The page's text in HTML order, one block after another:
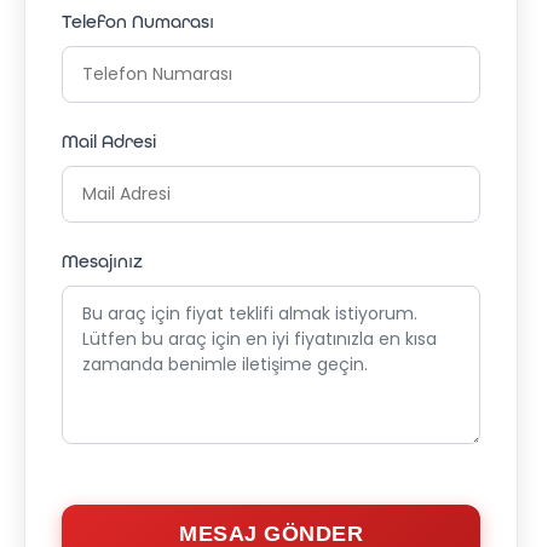
Telefon Numarası
Mail Adresi
Mesajınız
MESAJ GÖNDER